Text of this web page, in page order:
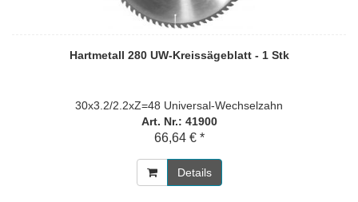
Hartmetall 280 UW-Kreissägeblatt - 1 Stk
30x3.2/2.2xZ=48 Universal-Wechselzahn
Art. Nr.: 41900
66,64 € *
Details